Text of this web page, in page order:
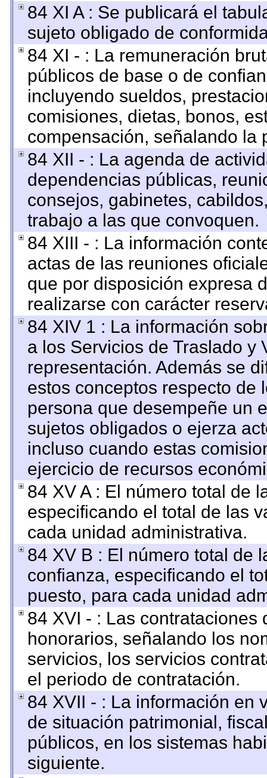
84 XI A : Se publicará el
sujeto obligado de
84 XI - : La remuneración
públicos de base o de
incluyendo sueldos,
comisiones, dietas, bonos,
compensación, señalando la
84 XII - : La agenda de
dependencias públicas,
consejos, gabinetes,
trabajo a las que convoquen.
84 XIII - : La información
actas de las reuniones
que por disposición expresa
realizarse con carácter
84 XIV 1 : La información
a los Servicios de Traslado y
representación. Además se
estos conceptos respecto de
persona que desempeñe un
sujetos obligados o ejerza
incluso cuando estas
ejercicio de recursos
84 XV A : El número total de
especificando el total de las
cada unidad administrativa.
84 XV B : El número total de
confianza, especificando el
puesto, para cada unidad
84 XVI - : Las
honorarios, señalando los
servicios, los servicios
el periodo de contratación.
84 XVII - : La información en
de situación patrimonial,
públicos, en los sistemas
siguiente.